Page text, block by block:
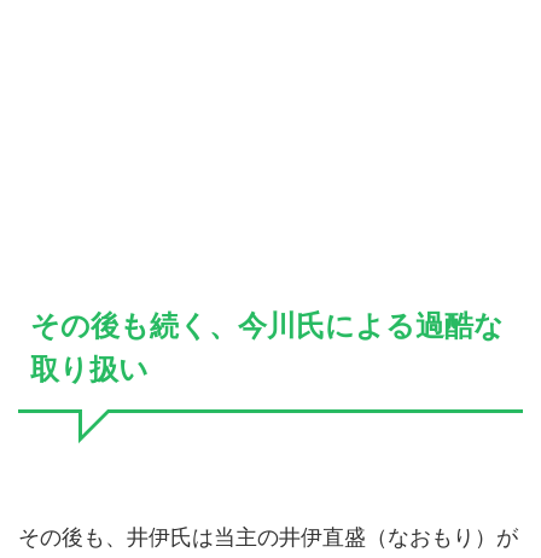
その後も続く、今川氏による過酷な
取り扱い
その後も、井伊氏は当主の井伊直盛（なおもり）が